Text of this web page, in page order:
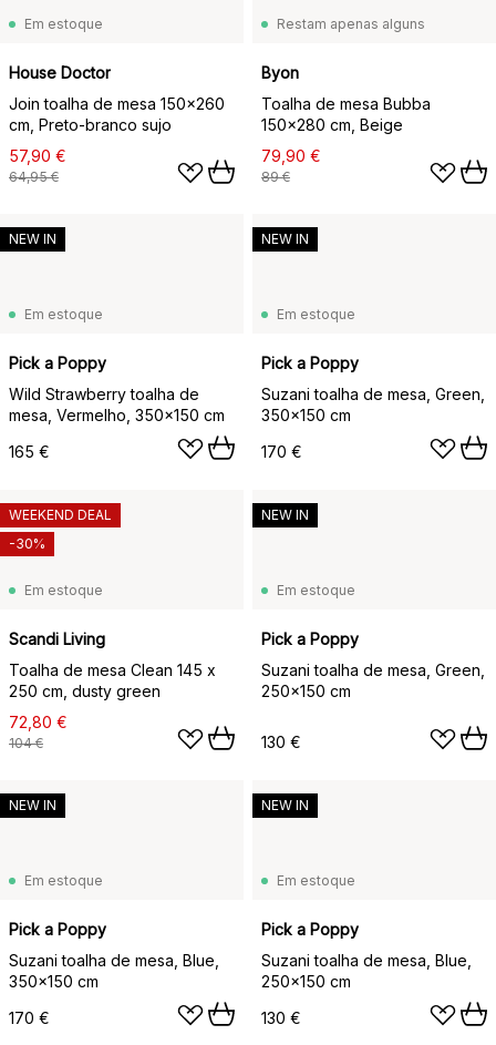
Em estoque
House Doctor
Join toalha de mesa 150x260
cm, Preto-branco sujo
57,90 €
64,95 €
Restam apenas alguns
Byon
Toalha de mesa Bubba
150x280 cm, Beige
79,90 €
89 €
Em estoque
Pick a Poppy
Wild Strawberry toalha de
mesa, Vermelho, 350x150 cm
165 €
NEW IN
Em estoque
Pick a Poppy
Suzani toalha de mesa, Green,
350x150 cm
170 €
NEW IN
Em estoque
Scandi Living
Toalha de mesa Clean 145 x
250 cm, dusty green
72,80 €
104 €
WEEKEND DEAL
-30%
Em estoque
Pick a Poppy
Suzani toalha de mesa, Green,
250x150 cm
130 €
NEW IN
Em estoque
Pick a Poppy
Suzani toalha de mesa, Blue,
350x150 cm
170 €
NEW IN
Em estoque
Pick a Poppy
Suzani toalha de mesa, Blue,
250x150 cm
130 €
NEW IN